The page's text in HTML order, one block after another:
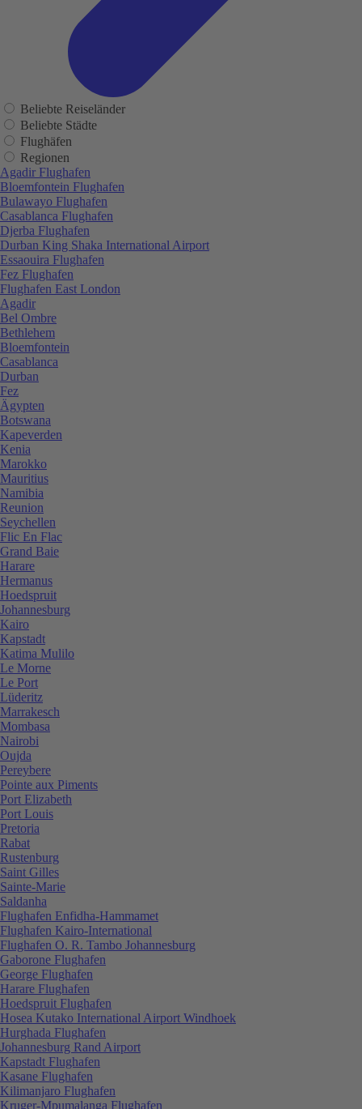
Beliebte Reiseländer
Beliebte Städte
Flughäfen
Regionen
Agadir Flughafen
Bloemfontein Flughafen
Bulawayo Flughafen
Casablanca Flughafen
Djerba Flughafen
Durban King Shaka International Airport
Essaouira Flughafen
Fez Flughafen
Flughafen East London
Agadir
Bel Ombre
Bethlehem
Bloemfontein
Casablanca
Durban
Fez
Ägypten
Botswana
Kapeverden
Kenia
Marokko
Mauritius
Namibia
Reunion
Seychellen
Flic En Flac
Grand Baie
Harare
Hermanus
Hoedspruit
Johannesburg
Kairo
Kapstadt
Katima Mulilo
Le Morne
Le Port
Lüderitz
Marrakesch
Mombasa
Nairobi
Oujda
Pereybere
Pointe aux Piments
Port Elizabeth
Port Louis
Pretoria
Rabat
Rustenburg
Saint Gilles
Sainte-Marie
Saldanha
Flughafen Enfidha-Hammamet
Flughafen Kairo-International
Flughafen O. R. Tambo Johannesburg
Gaborone Flughafen
George Flughafen
Harare Flughafen
Hoedspruit Flughafen
Hosea Kutako International Airport Windhoek
Hurghada Flughafen
Johannesburg Rand Airport
Kapstadt Flughafen
Kasane Flughafen
Kilimanjaro Flughafen
Kruger-Mpumalanga Flughafen